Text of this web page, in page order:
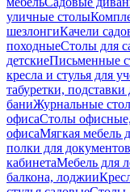
уличные столы
шезлонгиКачели
походныеСтолы для
детскиеПисьменные
кресла и стулья для
табуретки, подставки
баниЖурнальные
офисаСтолы
офисаМягкая мебель
полки для документов
кабинетаМебель для
балкона, лоджии